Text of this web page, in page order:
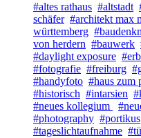
#altes rathaus #altstadt
schäfer #architekt max
württemberg
von herdern #bauwerk
#daylight exposure
#fotografie #freiburg
#handyfoto #haus zum
#historisch #intarsien
#neues kollegium
#photography #portikus
#tageslichtaufnahme